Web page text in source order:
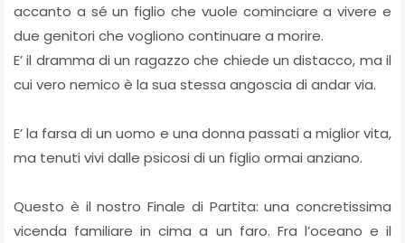
accanto a sé un figlio che vuole cominciare a vivere e
due genitori che vogliono continuare a morire.
E’ il dramma di un ragazzo che chiede un distacco, ma il
cui vero nemico è la sua stessa angoscia di andar via.
E’ la farsa di un uomo e una donna passati a miglior vita,
ma tenuti vivi dalle psicosi di un figlio ormai anziano.
Questo è il nostro Finale di Partita: una concretissima
vicenda familiare in cima a un faro. Fra l’oceano e il